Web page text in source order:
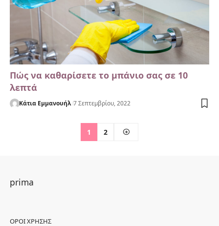
Πώς να καθαρίσετε το μπάνιο σας σε 10
λεπτά
Κάτια Εμμανουήλ 7 Σεπτεμβρίου, 2022
1 2
prima
ΌΡΟΙ ΧΡΉΣΗΣ